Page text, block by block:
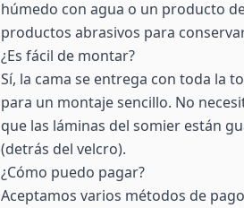
húmedo con agua o un producto
productos abrasivos para
¿Es fácil de montar?
Sí, la cama se entrega con toda la
para un montaje sencillo. No
que las láminas del somier están
(detrás del velcro).
¿Cómo puedo pagar?
Aceptamos varios métodos de